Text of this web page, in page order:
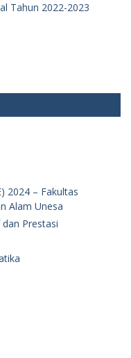
Tahun 2022-2023
2024 – Fakultas
Alam Unesa
Prestasi